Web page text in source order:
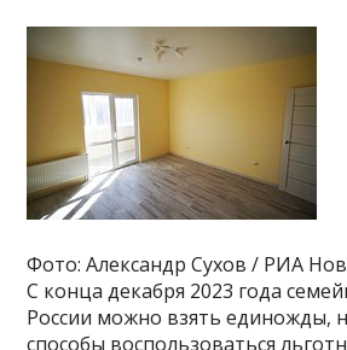
Фото: Александр Сухов / РИА
С конца декабря 2023 года
России можно взять единожды,
способы воспользоваться